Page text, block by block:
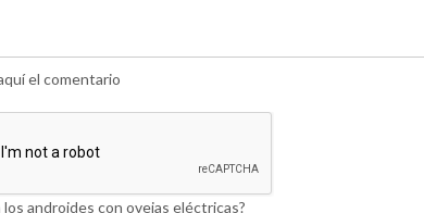
el comentario
los androides con ovejas eléctricas?